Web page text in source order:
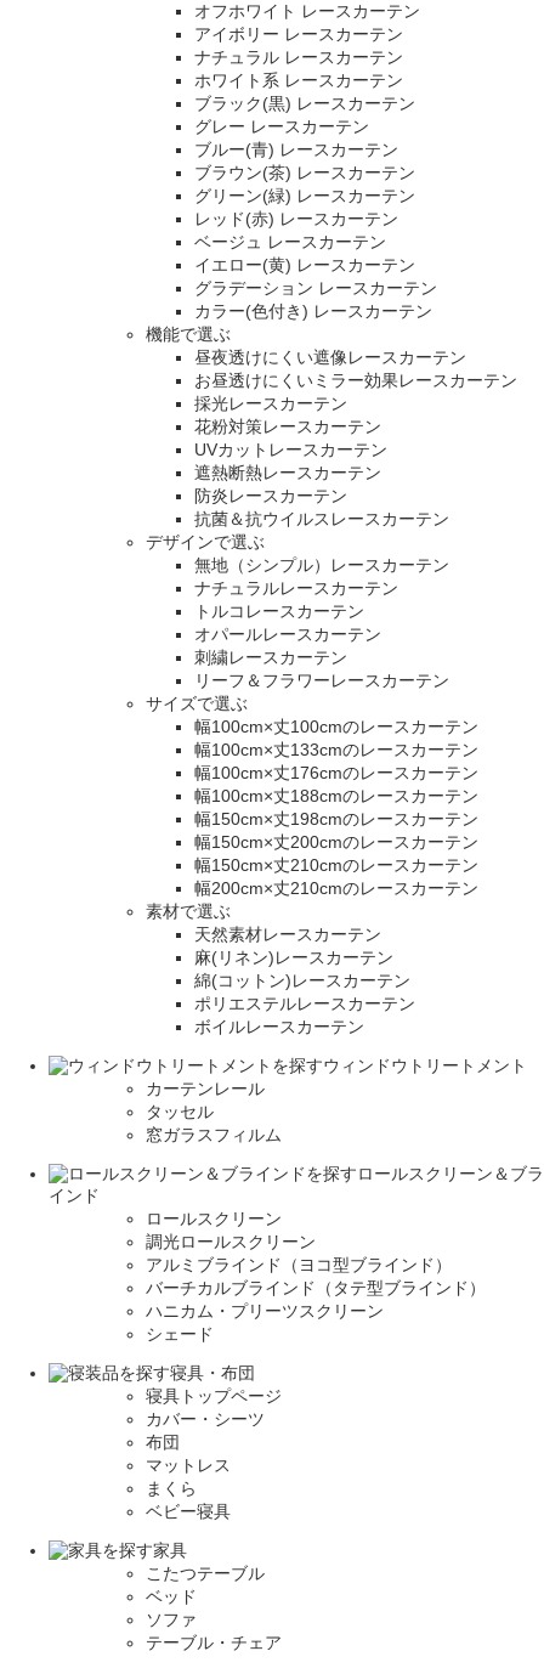
オフホワイト レースカーテン
アイボリー レースカーテン
ナチュラル レースカーテン
ホワイト系 レースカーテン
ブラック(黒) レースカーテン
グレー レースカーテン
ブルー(青) レースカーテン
ブラウン(茶) レースカーテン
グリーン(緑) レースカーテン
レッド(赤) レースカーテン
ベージュ レースカーテン
イエロー(黄) レースカーテン
グラデーション レースカーテン
カラー(色付き) レースカーテン
機能で選ぶ
昼夜透けにくい遮像レースカーテン
お昼透けにくいミラー効果レースカーテン
採光レースカーテン
花粉対策レースカーテン
UVカットレースカーテン
遮熱断熱レースカーテン
防炎レースカーテン
抗菌＆抗ウイルスレースカーテン
デザインで選ぶ
無地（シンプル）レースカーテン
ナチュラルレースカーテン
トルコレースカーテン
オパールレースカーテン
刺繍レースカーテン
リーフ＆フラワーレースカーテン
サイズで選ぶ
幅100cm×丈100cmのレースカーテン
幅100cm×丈133cmのレースカーテン
幅100cm×丈176cmのレースカーテン
幅100cm×丈188cmのレースカーテン
幅150cm×丈198cmのレースカーテン
幅150cm×丈200cmのレースカーテン
幅150cm×丈210cmのレースカーテン
幅200cm×丈210cmのレースカーテン
素材で選ぶ
天然素材レースカーテン
麻(リネン)レースカーテン
綿(コットン)レースカーテン
ポリエステルレースカーテン
ボイルレースカーテン
ウィンドウトリートメント
カーテンレール
タッセル
窓ガラスフィルム
ロールスクリーン＆ブラ
インド
ロールスクリーン
調光ロールスクリーン
アルミブラインド（ヨコ型ブラインド）
バーチカルブラインド（タテ型ブラインド）
ハニカム・プリーツスクリーン
シェード
寝具・布団
寝具トップページ
カバー・シーツ
布団
マットレス
まくら
ベビー寝具
家具
こたつテーブル
ベッド
ソファ
テーブル・チェア